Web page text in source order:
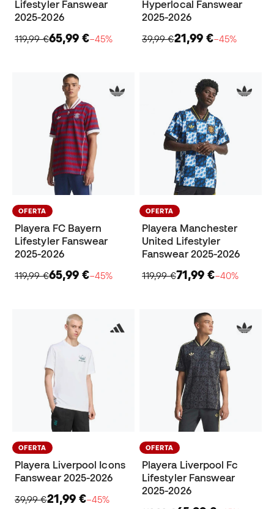
Lifestyler Fanswear
2025-2026
119,99 €65,99 €−45%
Hyperlocal Fanswear
2025-2026
39,99 €21,99 €−45%
OFERTA
Playera FC Bayern
Lifestyler Fanswear
2025-2026
119,99 €65,99 €−45%
OFERTA
Playera Manchester
United Lifestyler
Fanswear 2025-2026
119,99 €71,99 €−40%
OFERTA
Playera Liverpool Icons
Fanswear 2025-2026
39,99 €21,99 €−45%
OFERTA
Playera Liverpool Fc
Lifestyler Fanswear
2025-2026